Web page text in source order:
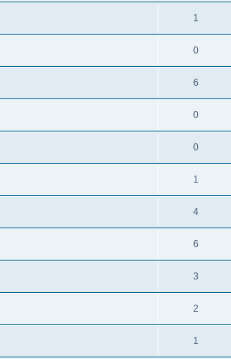
1
0
6
0
0
1
4
6
3
2
1